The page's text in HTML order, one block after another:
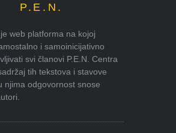
P.E.N.
web platforma na kojoj
i samoinicijativno
svi članovi P.E.N. Centra
tih tekstova i stavove
njima odgovornost snose